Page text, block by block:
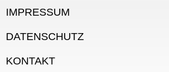
IMPRESSUM
DATENSCHUTZ
KONTAKT